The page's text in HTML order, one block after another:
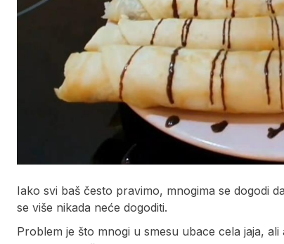
Iako svi baš često pravimo, mnogima se dogodi
se više nikada neće dogoditi.
Problem je što mnogi u smesu ubace cela jaja,